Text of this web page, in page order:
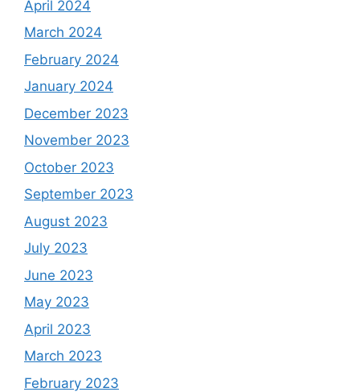
April 2024
March 2024
February 2024
January 2024
December 2023
November 2023
October 2023
September 2023
August 2023
July 2023
June 2023
May 2023
April 2023
March 2023
February 2023